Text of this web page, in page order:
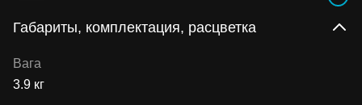
Габариты, комплектация, расцветка
Вага
3.9 кг